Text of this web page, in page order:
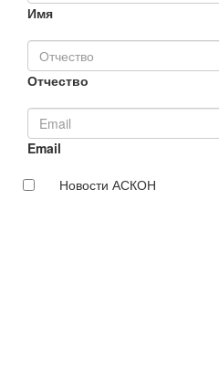
Имя
Отчество
Email
Новости АСКОН